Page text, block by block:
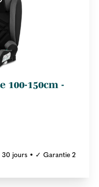
100-150cm -
jours • ✓ Garantie 2